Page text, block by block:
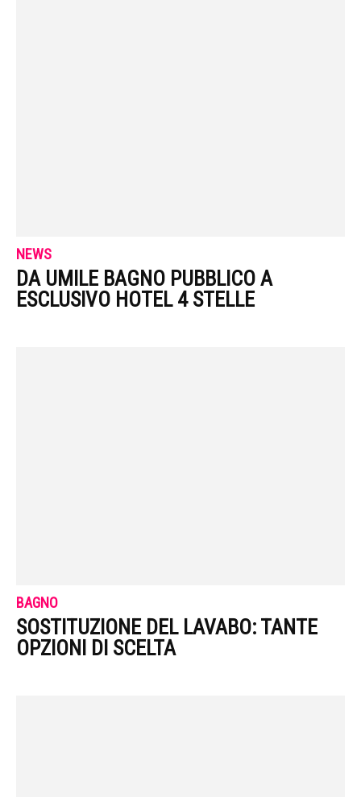
NEWS
DA UMILE BAGNO PUBBLICO A
ESCLUSIVO HOTEL 4 STELLE
BAGNO
SOSTITUZIONE DEL LAVABO: TANTE
OPZIONI DI SCELTA